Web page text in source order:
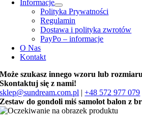
Informacje
Polityka Prywatności
Regulamin
Dostawa i polityka zwrotów
PayPo – informacje
O Nas
Kontakt
Może szukasz innego wzoru lub
Skontaktuj się z nami!
sklep@sundream.com.pl |+48 572 977 079
Zestaw do gondoli miś samolot balon z